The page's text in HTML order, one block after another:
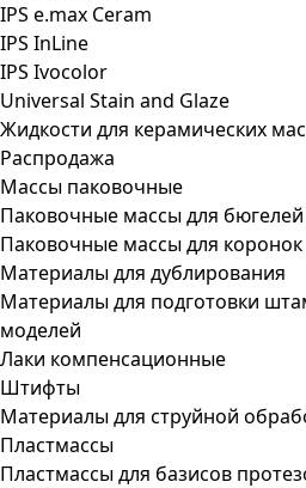
IPS e.max Ceram
IPS InLine
IPS Ivocolor
Universal Stain and Glaze
Жидкости для керамических
Распродажа
Массы паковочные
Паковочные массы для бюгелей
Паковочные массы для
Материалы для дублирования
Материалы для подготовки
моделей
Лаки компенсационные
Штифты
Материалы для струйной
Пластмассы
Пластмассы для базисов